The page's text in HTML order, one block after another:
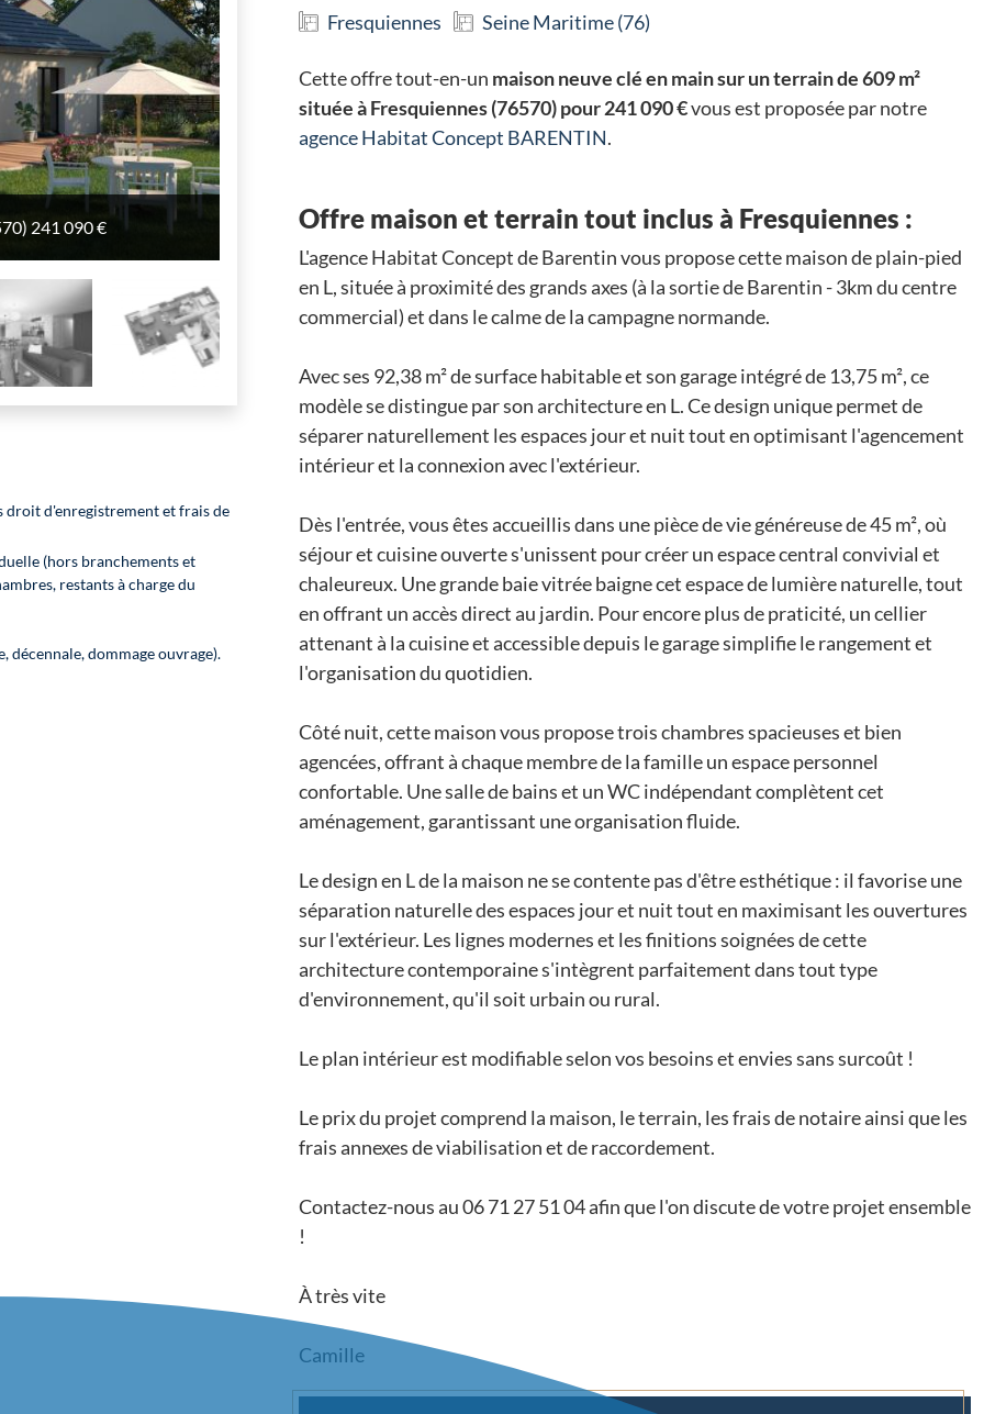
Fresquiennes Seine Maritime (76)
Cette offre tout-en-un maison neuve clé en main sur un terrain de 609 m²
située à Fresquiennes (76570) pour 241 090 €vous est proposée par notre
agence Habitat Concept BARENTIN.
Offre maison et terrain tout inclus à Fresquiennes :
L'agence Habitat Concept de Barentin vous propose cette maison de plain-pied
en L, située à proximité des grands axes (à la sortie de Barentin - 3km du centre
commercial) et dans le calme de la campagne normande.
Avec ses 92,38 m² de surface habitable et son garage intégré de 13,75 m², ce
modèle se distingue par son architecture en L. Ce design unique permet de
séparer naturellement les espaces jour et nuit tout en optimisant l'agencement
intérieur et la connexion avec l'extérieur.
Dès l'entrée, vous êtes accueillis dans une pièce de vie généreuse de 45 m², où
séjour et cuisine ouverte s'unissent pour créer un espace central convivial et
chaleureux. Une grande baie vitrée baigne cet espace de lumière naturelle, tout
en offrant un accès direct au jardin. Pour encore plus de praticité, un cellier
attenant à la cuisine et accessible depuis le garage simplifie le rangement et
l'organisation du quotidien.
Côté nuit, cette maison vous propose trois chambres spacieuses et bien
agencées, offrant à chaque membre de la famille un espace personnel
confortable. Une salle de bains et un WC indépendant complètent cet
aménagement, garantissant une organisation fluide.
Le design en L de la maison ne se contente pas d'être esthétique : il favorise une
séparation naturelle des espaces jour et nuit tout en maximisant les ouvertures
sur l'extérieur. Les lignes modernes et les finitions soignées de cette
architecture contemporaine s'intègrent parfaitement dans tout type
d'environnement, qu'il soit urbain ou rural.
Le plan intérieur est modifiable selon vos besoins et envies sans surcoût !
Le prix du projet comprend la maison, le terrain, les frais de notaire ainsi que les
frais annexes de viabilisation et de raccordement.
Contactez-nous au 06 71 27 51 04 afin que l'on discute de votre projet ensemble
!
À très vite
Camille
241 090 €
241 090 €
241 090 €
241 090 €
d'enregistrement et frais de
(hors branchements et
restants à charge du
décennale, dommage ouvrage).